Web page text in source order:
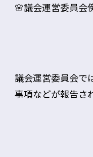
🌸議会運営委員会
議会運営委員会で
事項などが報告さ